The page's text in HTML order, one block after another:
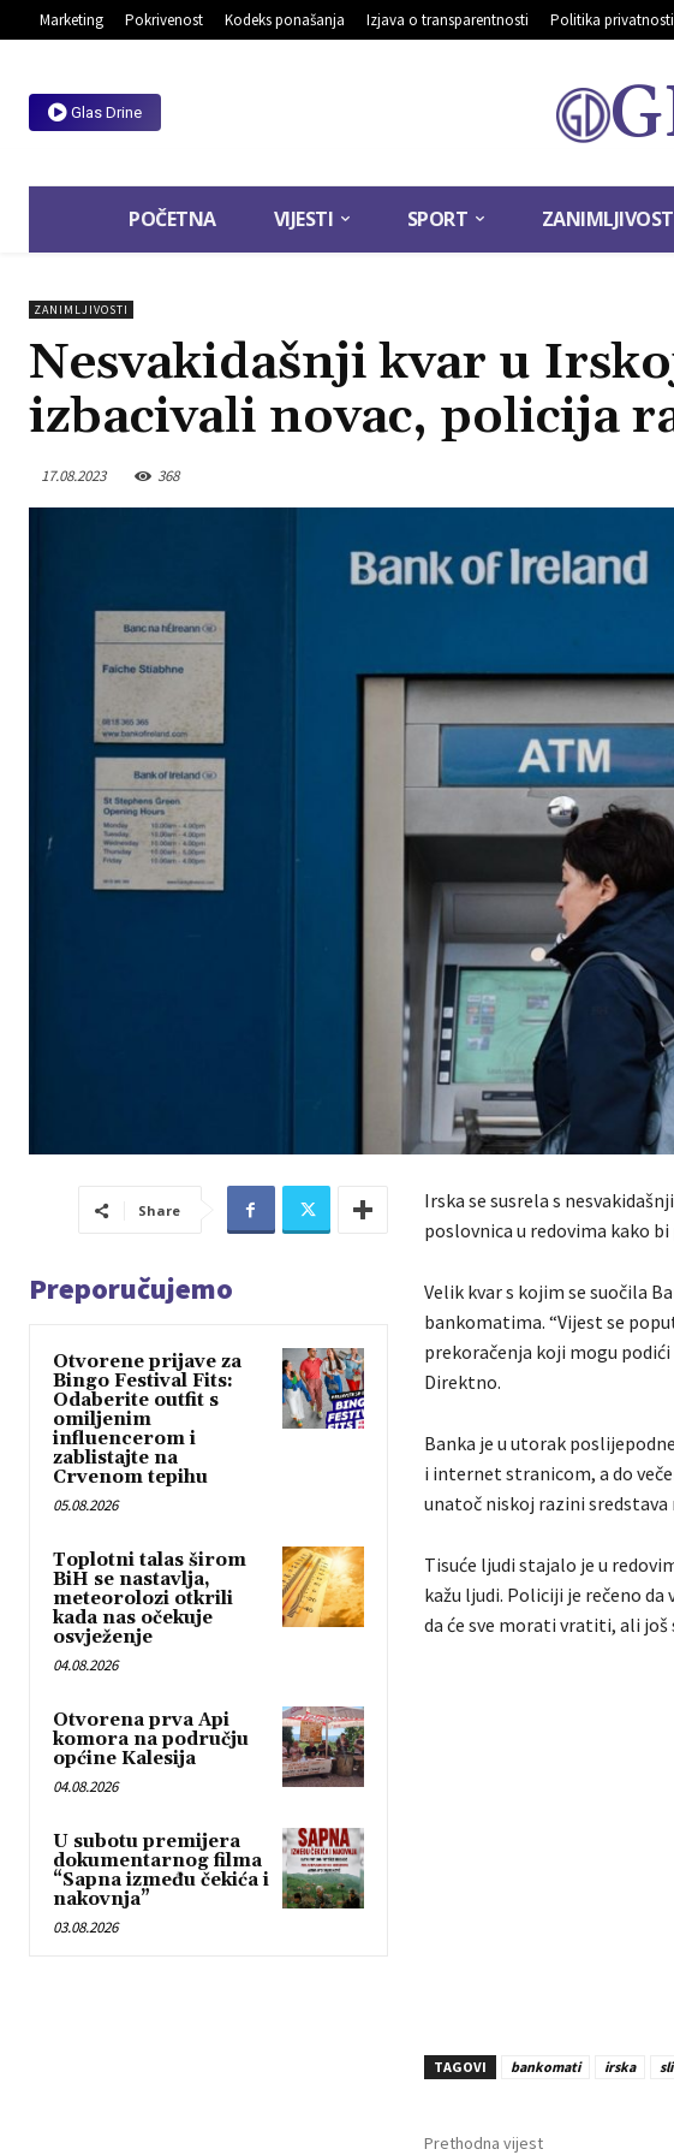
Marketing Pokrivenost Kodeks ponašanja Izjava o transparentnosti Politika privatnosti
Glas Drine
POČETNA VIJESTI SPORT
ZANIMLJIVOSTI
Nesvakidašnji kvar u
izbacivali novac, policija
17.08.2023 368
Share
Preporučujemo
Otvorene prijave za
Bingo Festival Fits:
Odaberite outfit s
omiljenim
influencerom i
zablistajte na
Crvenom tepihu
05.08.2026
Toplotni talas širom
BiH se nastavlja,
meteorolozi otkrili
kada nas očekuje
osvježenje
04.08.2026
Otvorena prva Api
komora na području
općine Kalesija
04.08.2026
U subotu premijera
dokumentarnog filma
“Sapna između čekića i
nakovnja”
03.08.2026
Irska se susrela s
poslovnica u redovima kako
Velik kvar s kojim se suočila
bankomatima. “Vijest se
prekoračenja koji mogu
Direktno.
Banka je u utorak
i internet stranicom, a do
unatoč niskoj razini sredstava
Tisuće ljudi stajalo je u
kažu ljudi. Policiji je rečeno da
da će sve morati vratiti, ali još
TAGOVI bankomati irska
Prethodna vijest